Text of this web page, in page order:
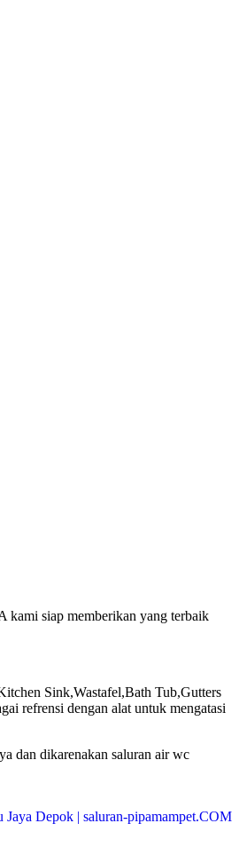
kami siap memberikan yang terbaik
Sink,Wastafel,Bath Tub,Gutters
refrensi dengan alat untuk mengatasi
dan dikarenakan saluran air wc